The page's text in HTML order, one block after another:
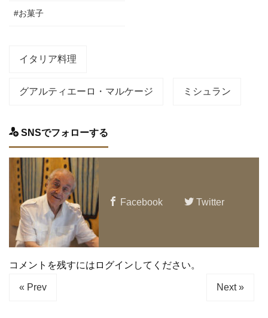
#お菓子
イタリア料理
グアルティエーロ・マルケージ ミシュラン
SNSでフォローする
Facebook Twitter
コメントを残すにはログインしてください。
« Prev Next »